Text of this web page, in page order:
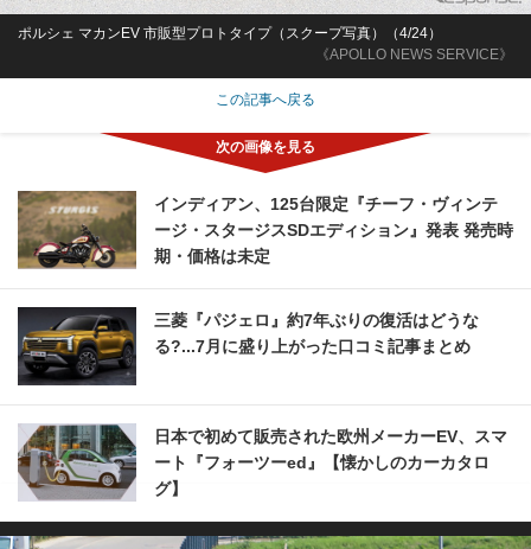
《APOLLO NEWS SERVICE》
ポルシェ マカンEV 市販型プロトタイプ（スクープ写真）（4/24）
この記事へ戻る
インディアン、125台限定『チーフ・ヴィンテ
ージ・スタージスSDエディション』発表 発売時
期・価格は未定
三菱『パジェロ』約7年ぶりの復活はどうな
る?...7月に盛り上がった口コミ記事まとめ
日本で初めて販売された欧州メーカーEV、スマ
ート『フォーツーed』【懐かしのカーカタロ
グ】